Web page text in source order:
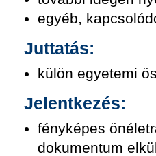
egyéb,
Juttatás:
külön egyetemi
Jelentkezés:
fényképes
dokumentum